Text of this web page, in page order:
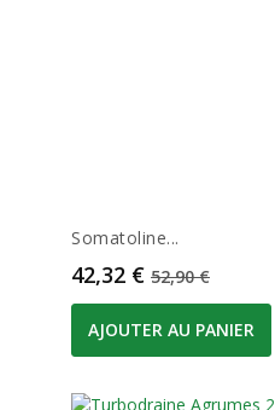
Somatoline...
Prix
42,32 € Prix de base
52,90 €
AJOUTER AU PANIER